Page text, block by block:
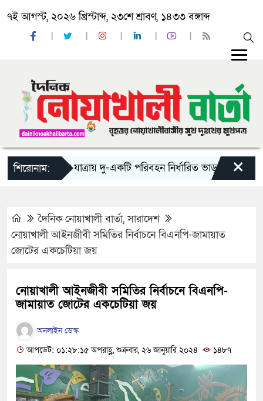
৭ই আগস্ট, ২০২৬ খ্রিস্টাব্দ, ২৩শে শ্রাবণ, ১৪৩৩ বঙ্গাব্দ
শিরোনাম:‘ঈদ যাত্রায় দু-একটি পরিবহন নির্ধারিত ভাড়ার চেয়েও কম
×
দৈনিক নোয়াখালী বার্তা,সারাদেশ
নোয়াখালী আইনজীবী সমিতির নির্বাচনে বিএনপি-জামায়াত
জোটের একচেটিয়া জয়
নোয়াখালী আইনজীবী সমিতির নির্বাচনে বিএনপি-
জামায়াত জোটের একচেটিয়া জয়
অনলাইন ডেস্ক
আপডেট: ০১:২৮:১৫ অপরাহ্ণ, শুক্রবার, ২৬ জানুয়ারি ২০২৪
১৪৮৭